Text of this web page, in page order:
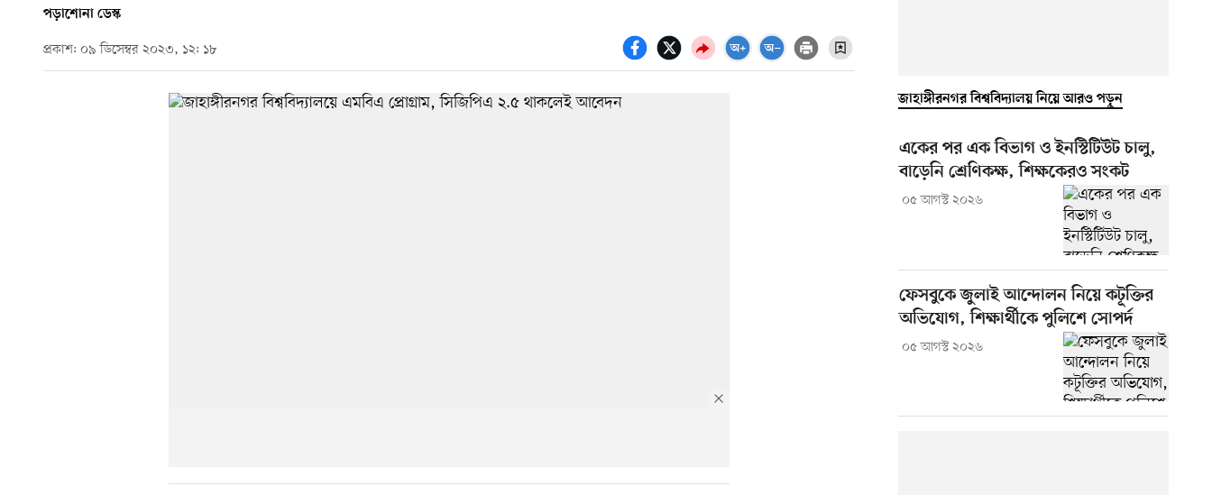
পড়াশোনা ডেস্ক
প্রকাশ: ০৯ ডিসেম্বর ২০২৩, ১২: ১৮
জাহাঙ্গীরনগর বিশ্ববিদ্যালয় নিয়ে আরও পড়ুন
একের পর এক বিভাগ ও ইনস্টিটিউট চালু,
বাড়েনি শ্রেণিকক্ষ, শিক্ষকেরও সংকট
০৫ আগস্ট ২০২৬
ফেসবুকে জুলাই আন্দোলন নিয়ে কটূক্তির
অভিযোগ, শিক্ষার্থীকে পুলিশে সোপর্দ
০৫ আগস্ট ২০২৬